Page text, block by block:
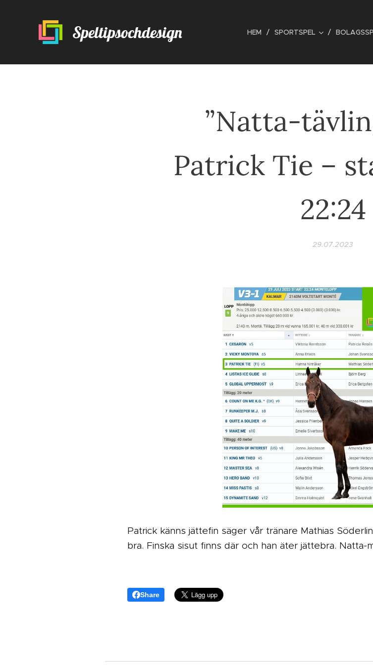
Speltipsochdesign HEM SPORTSPEL
”Natta-
Patrick Tie –
22:24
29.07.2023
Patrick känns jättefin säger vår tränare Mathias
bra. Finska sisut finns där och han äter jättebra. Natta-
Share